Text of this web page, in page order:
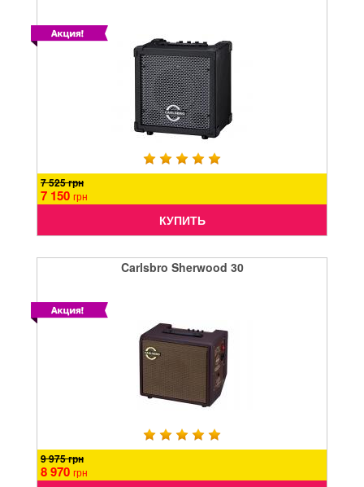
7 525 грн
7 150 грн
КУПИТЬ
Carlsbro Sherwood 30
9 975 грн
8 970 грн